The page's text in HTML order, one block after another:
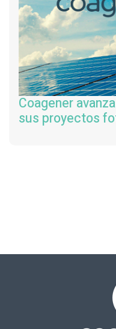
Coagener
sus proyectos